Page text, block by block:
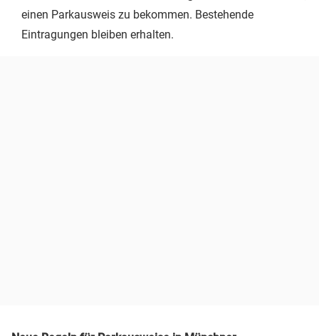
einen Parkausweis zu bekommen. Bestehende
Eintragungen bleiben erhalten.